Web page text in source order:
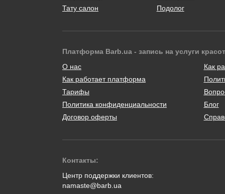
Тату салон
Подолог
Платформа Barb.ua - запись на услуги
О нас
Как работает платформа
Тарифы
Политика конфиденциальности
Договор оферты
Как
Блог
Контакты:
Центр поддержки клиентов:
namaste@barb.ua